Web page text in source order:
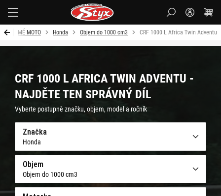
MÉ MOTO Honda Objem do 1000 cm3 CRF 1000 L Africa Twin Adventu
CRF 1000 L AFRICA TWIN ADVENTU -
NAJDĚTE TEN SPRÁVNÝ DÍL
Vyberte postupně značku, objem, model a ročník
Značka
Honda
Objem
Objem do 1000 cm3